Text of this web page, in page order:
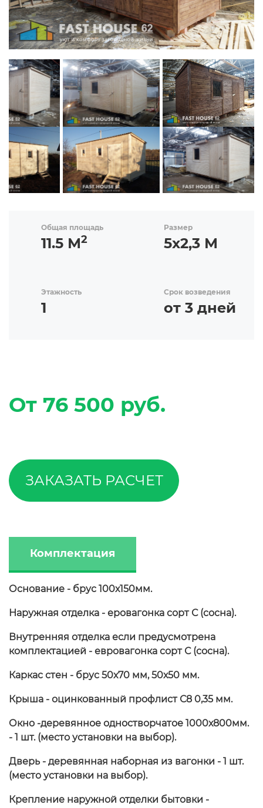
Общая площадь
11.5 М2
Размер
5х2,3 М
Этажность
1
Срок возведения
от 3 дней
От 76 500 руб.
ЗАКАЗАТЬ РАСЧЕТ
Комплектация
Основание - брус 100х150мм.
Наружная отделка - еровагонка сорт С (сосна).
Внутренняя отделка если предусмотрена
комплектацией - евровагонка сорт С (сосна).
Каркас стен - брус 50х70 мм, 50х50 мм.
Крыша - оцинкованный профлист С8 0,35 мм.
Окно -деревянное одностворчатое 1000х800мм.
- 1 шт. (место установки на выбор).
Дверь - деревянная наборная из вагонки - 1 шт.
(место установки на выбор).
Крепление наружной отделки бытовки -